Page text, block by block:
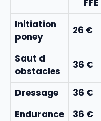
FFE
Initiation
poney
26 €
Saut d
obstacles
36 €
Dressage 36 €
Endurance
36 €